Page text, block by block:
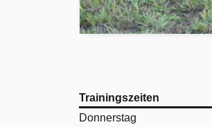
Trainingszeiten
Donnerstag